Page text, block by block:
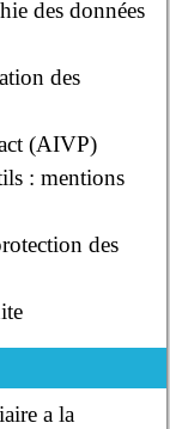
des données
des
(AIVP)
: mentions
des
a la